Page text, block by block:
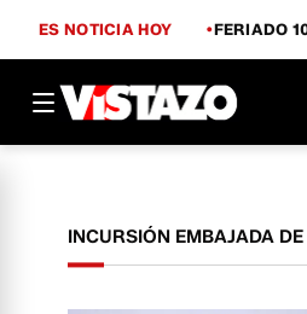
ES NOTICIA HOY FERIADO
INCURSIÓN EMBAJADA